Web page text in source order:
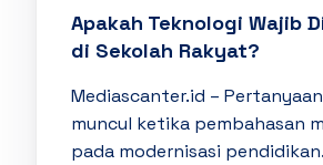
Apakah Teknologi Wajib
di Sekolah Rakyat?
Mediascanter.id –
muncul ketika pembahasan
pada modernisasi